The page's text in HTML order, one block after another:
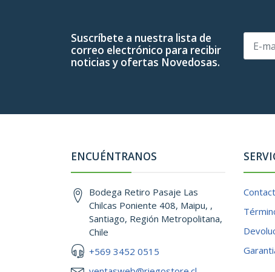
Suscríbete a nuestra lista de
correo electrónico para recibir
noticias y ofertas Novedosas.
ENCUÉNTRANOS
Bodega Retiro Pasaje Las
Chilcas Poniente 408, Maipu, ,
Santiago, Región Metropolitana,
Chile
+569 3452 0515